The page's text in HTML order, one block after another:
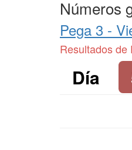
Números
Pega 3 -
Resultados de
Día